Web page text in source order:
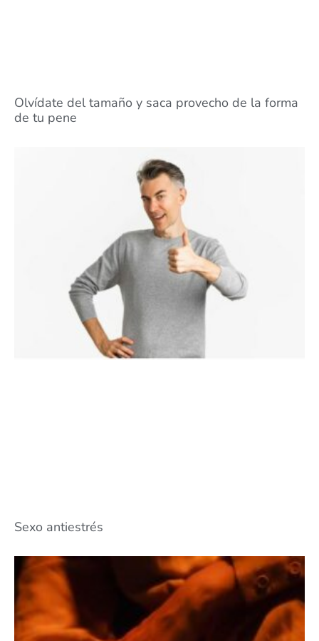
Olvídate del tamaño y saca provecho de la forma
de tu pene
Sexo antiestrés